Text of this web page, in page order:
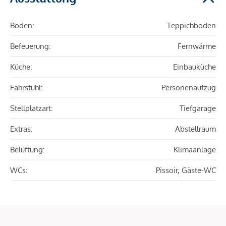
Boden: Teppichboden
Befeuerung: Fernwärme
Küche: Einbauküche
Fahrstuhl: Personenaufzug
Stellplatzart: Tiefgarage
Extras: Abstellraum
Belüftung: Klimaanlage
WCs: Pissoir, Gäste-WC